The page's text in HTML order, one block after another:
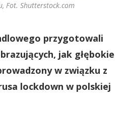
Fot. Shutterstock.com
przygotowali
jak głębokie
w związku z
lockdown w polskiej